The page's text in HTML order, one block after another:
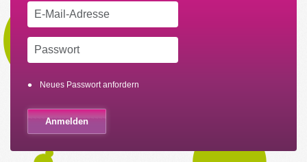
Neues Passwort anfordern